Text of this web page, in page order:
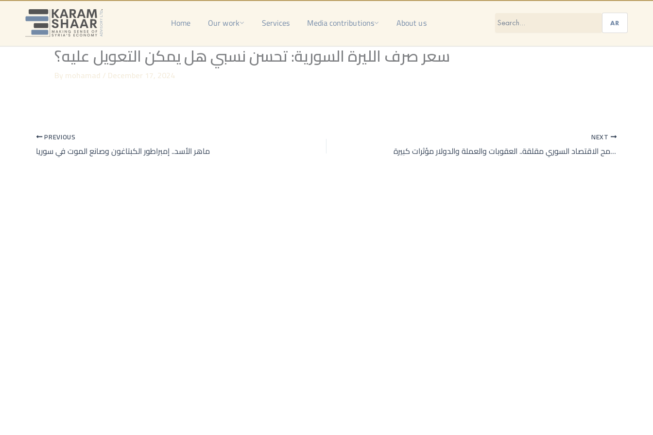
Skip
Home Our work Services Media contributions About us AR
سعر صرف الليرة السورية: تحسن نسبي هل يمكن التعويل عليه؟
By mohamad / December 17, 2024
PREVIOUS
ماهر الأسد.. إمبراطور الكبتاغون وصانع الموت في سوريا
NEXT
ملامح الاقتصاد السوري مقلقة.. العقوبات والعملة والدولار مؤثرات كبيرة